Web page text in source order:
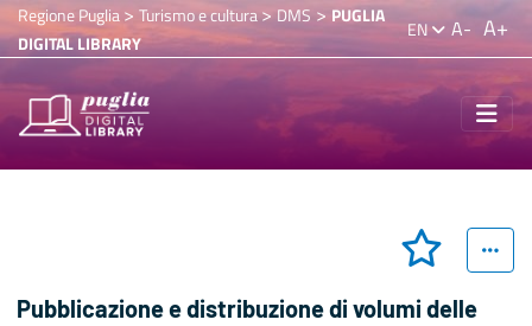
Regione Puglia> Turismo e cultura>DMS > PUGLIA
DIGITAL LIBRARY
EN A- A+
Pubblicazione e distribuzione di volumi delle